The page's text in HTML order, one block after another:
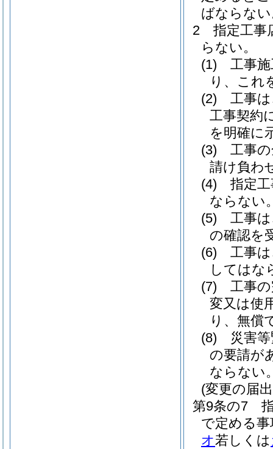
ばならな
2
指定工事
らない。
(1)
工事
り、これ
(2)
工事
工事契約
を明確に
(3)
工事
請け負わ
(4)
指定
ならない
(5)
工事
の確認を
(6)
工事
してはな
(7)
工事
変又は使
り、無償
(8)
災害
の要請が
ならない
(変更の届
第9条の7
で定める
オ若しくは